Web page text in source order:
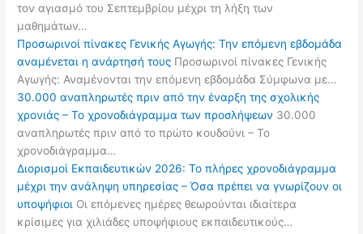
τον αγιασμό του Σεπτεμβρίου μέχρι τη λήξη των
μαθημάτων…
Προσωρινοί πίνακες Γενικής Αγωγής: Την επόμενη εβδομάδα
αναμένεται η ανάρτησή τους Προσωρινοί πίνακες Γενικής
Αγωγής: Αναμένονται την επόμενη εβδομάδα Σύμφωνα με…
30.000 αναπληρωτές πριν από την έναρξη της σχολικής
χρονιάς – Το χρονοδιάγραμμα των προσλήψεων 30.000
αναπληρωτές πριν από το πρώτο κουδούνι – Το
χρονοδιάγραμμα…
Διορισμοί Εκπαιδευτικών 2026: Το πλήρες χρονοδιάγραμμα
μέχρι την ανάληψη υπηρεσίας – Όσα πρέπει να γνωρίζουν οι
υποψήφιοι Οι επόμενες ημέρες θεωρούνται ιδιαίτερα
κρίσιμες για χιλιάδες υποψήφιους εκπαιδευτικούς…